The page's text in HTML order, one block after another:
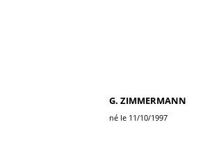
G. ZIMMERMANN
né le 11/10/1997